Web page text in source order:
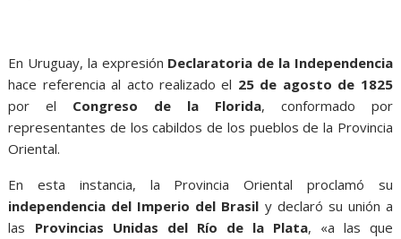
En Uruguay, la expresión Declaratoria de la Independencia
hace referencia al acto realizado el 25 de agosto de 1825
por el Congreso de la Florida, conformado por
representantes de los cabildos de los pueblos de la Provincia
Oriental.
En esta instancia, la Provincia Oriental proclamó su
independencia del Imperio del Brasil y declaró su unión a
las Provincias Unidas del Río de la Plata, «a las que